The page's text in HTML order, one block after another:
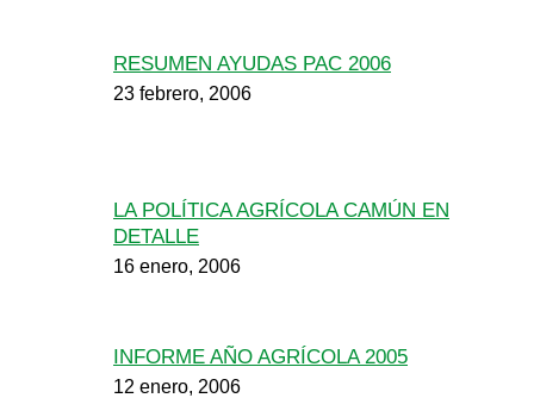
RESUMEN AYUDAS PAC 2006
23 febrero, 2006
LA POLÍTICA AGRÍCOLA CAMÚN EN
DETALLE
16 enero, 2006
INFORME AÑO AGRÍCOLA 2005
12 enero, 2006